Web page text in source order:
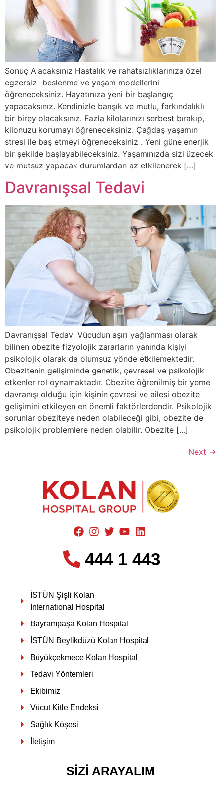
Sonuç Alacaksınız Hastalık ve rahatsızlıklarınıza özel
egzersiz- beslenme ve yaşam modellerini
öğreneceksiniz. Hayatınıza yeni bir başlangıç
yapacaksınız. Kendinizle barışık ve mutlu, farkındalıklı
bir birey olacaksınız. Fazla kilolarınızı serbest bırakıp,
kilonuzu korumayı öğreneceksiniz. Çağdaş yaşamın
stresi ile baş etmeyi öğreneceksiniz . Yeni güne enerjik
bir şekilde başlayabileceksiniz. Yaşamınızda sizi üzecek
ve mutsuz yapacak durumlardan az etkilenerek […]
Davranışsal Tedavi
Davranışsal Tedavi Vücudun aşırı yağlanması olarak
bilinen obezite fizyolojik zararların yanında kişiyi
psikolojik olarak da olumsuz yönde etkilemektedir.
Obezitenin gelişiminde genetik, çevresel ve psikolojik
etkenler rol oynamaktadır. Obezite öğrenilmiş bir yeme
davranışı olduğu için kişinin çevresi ve ailesi obezite
gelişimini etkileyen en önemli faktörlerdendir. Psikolojik
sorunlar obeziteye neden olabileceği gibi, obezite de
psikolojik problemlere neden olabilir. Obezite […]
Next →
444 1 443
İSTÜN Şişli Kolan
International Hospital
Bayrampaşa Kolan Hospital
İSTÜN Beylikdüzü Kolan Hospital
Büyükçekmece Kolan Hospital
Tedavi Yöntemleri
Ekibimiz
Vücut Kitle Endeksi
Sağlık Köşesi
İletişim
SIZI ARAYALIM